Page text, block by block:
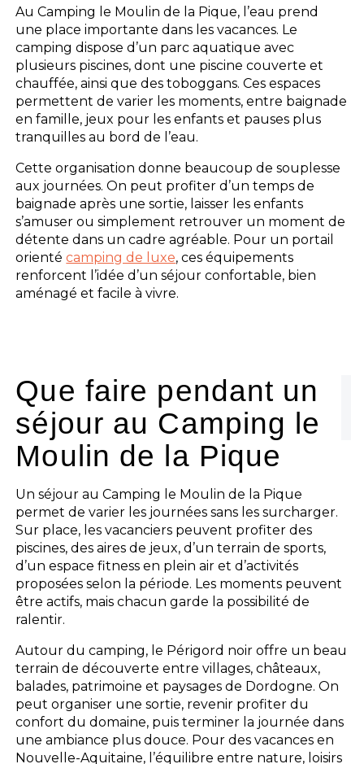
Au Camping le Moulin de la Pique, l’eau prend
une place importante dans les vacances. Le
camping dispose d’un parc aquatique avec
plusieurs piscines, dont une piscine couverte et
chauffée, ainsi que des toboggans. Ces espaces
permettent de varier les moments, entre baignade
en famille, jeux pour les enfants et pauses plus
tranquilles au bord de l’eau.
Cette organisation donne beaucoup de souplesse
aux journées. On peut profiter d’un temps de
baignade après une sortie, laisser les enfants
s’amuser ou simplement retrouver un moment de
détente dans un cadre agréable. Pour un portail
orientécamping de luxe, ces équipements
renforcent l’idée d’un séjour confortable, bien
aménagé et facile à vivre.
Que faire pendant un
séjour au Camping le
Moulin de la Pique
Un séjour au Camping le Moulin de la Pique
permet de varier les journées sans les surcharger.
Sur place, les vacanciers peuvent profiter des
piscines, des aires de jeux, d’un terrain de sports,
d’un espace fitness en plein air et d’activités
proposées selon la période. Les moments peuvent
être actifs, mais chacun garde la possibilité de
ralentir.
Autour du camping, le Périgord noir offre un beau
terrain de découverte entre villages, châteaux,
balades, patrimoine et paysages de Dordogne. On
peut organiser une sortie, revenir profiter du
confort du domaine, puis terminer la journée dans
une ambiance plus douce. Pour des vacances en
Nouvelle-Aquitaine, l’équilibre entre nature, loisirs